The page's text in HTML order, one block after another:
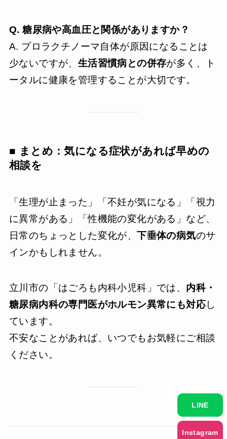
Q. 糖尿病や高血圧と関係がありますか？
A. プロラクチノーマ自体が原因になることは
少ないですが、 生活習慣病との併存が多く、ト
ータルに健康を管理することが大切です。
■ まとめ：気になる症状があれば早めの
相談を
「生理が止まった」「不妊が気になる」「視力
に異常がある」「性機能の変化がある」など、
日常のちょっとした変化が、下垂体の病気のサ
インかもしれません。
立川市の「はごろも内科小児科」では、 内科・
糖尿病内科の専門医がホルモン異常にも対応し
ています。
不安なことがあれば、いつでもお気軽にご相談
ください。
LINE
Instagram